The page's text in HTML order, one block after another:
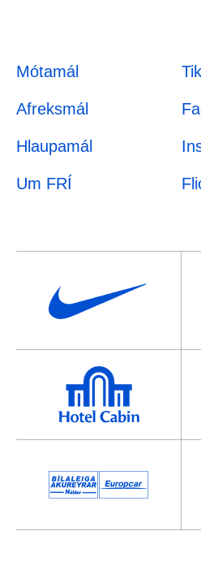
Mótamál
Afreksmál
Hlaupamál
Um FRÍ